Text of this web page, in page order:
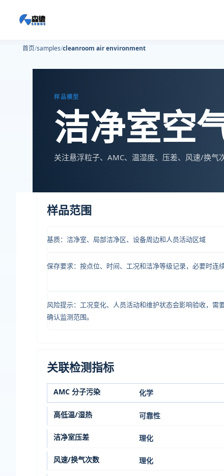
首页 samples cleanroom air environment
样品模型
洁净室空
关注悬浮粒子、AMC、温湿度、压差、风速/换气
样品范围
基质：洁净室、局部洁净区、设备周边和人员活动区域
保存要求：按点位、时间、工况和洁净等级记录，必要时连续
风险提示：工况变化、人员活动和维护状态会影响验收，需
确认监测范围。
关联检测指标
AMC 分子污染 化学
高低温/湿热 可靠性
洁净室压差 理化
风速/换气次数 理化